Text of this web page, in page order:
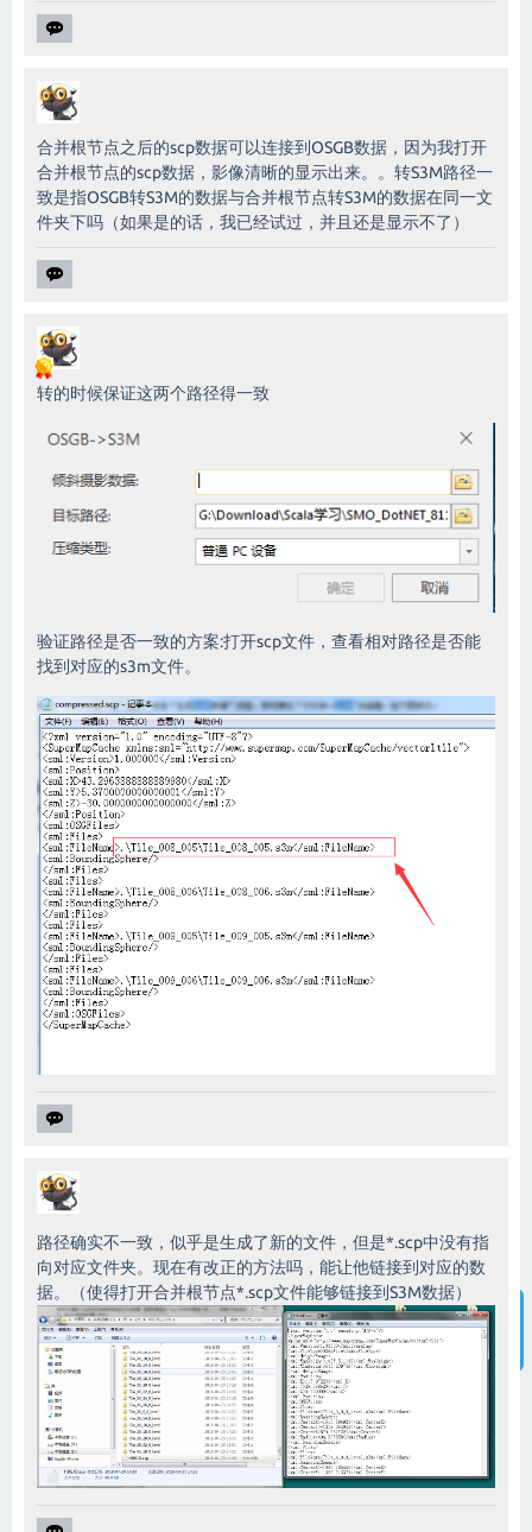
智能客服
合并根节点之后的scp数据可以连接到OSGB数据，因为我打开
合并根节点的scp数据，影像清晰的显示出来。。转S3M路径一
致是指OSGB转S3M的数据与合并根节点转S3M的数据在同一文
件夹下吗（如果是的话，我已经试过，并且还是显示不了）
转的时候保证这两个路径得一致
验证路径是否一致的方案:打开scp文件，查看相对路径是否能
找到对应的s3m文件。
路径确实不一致，似乎是生成了新的文件，但是*.scp中没有指
向对应文件夹。现在有改正的方法吗，能让他链接到对应的数
据。（使得打开合并根节点*.scp文件能够链接到S3M数据）